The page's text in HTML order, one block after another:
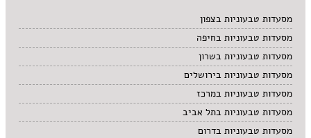
מסעדות טבעוניות בצפון
מסעדות טבעוניות בחיפה
מסעדות טבעוניות בשרון
מסעדות טבעוניות בירושלים
מסעדות טבעוניות במרכז
מסעדות טבעוניות בתל אביב
מסעדות טבעוניות בדרום